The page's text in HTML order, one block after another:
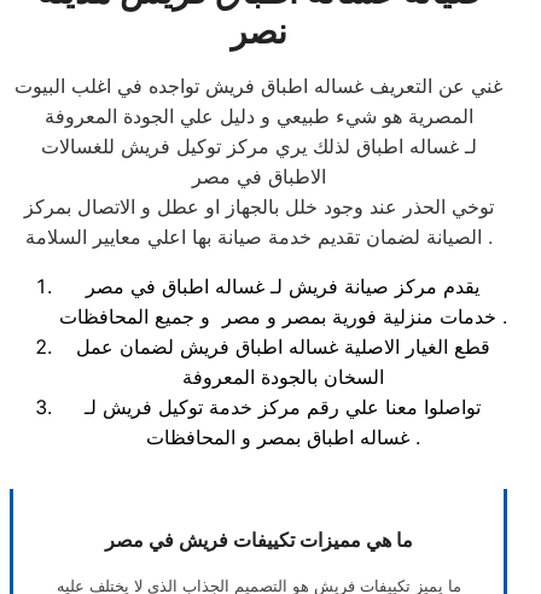
نصر
غني عن التعريف غساله اطباق فريش تواجده في اغلب البيوت
المصرية هو شيء طبيعي و دليل علي الجودة المعروفة
لـ غساله اطباق لذلك يري مركز توكيل فريش للغسالات
الاطباق في مصر
توخي الحذر عند وجود خلل بالجهاز او عطل و الاتصال بمركز
الصيانة لضمان تقديم خدمة صيانة بها اعلي معايير السلامة .
يقدم مركز صيانة فريش لـ غساله اطباق في مصر
خدمات منزلية فورية بمصر و مصر و جميع المحافظات .
قطع الغيار الاصلية غساله اطباق فريش لضمان عمل
السخان بالجودة المعروفة
تواصلوا معنا علي رقم مركز خدمة توكيل فريش لـ
غساله اطباق بمصر و المحافظات .
ما هي مميزات تكييفات فريش في مصر
ما يميز تكييفات فريش هو التصميم الجذاب الذي لا يختلف عليه